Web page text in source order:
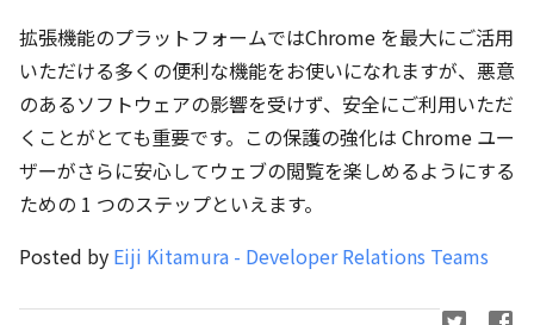
拡張機能のプラットフォームではChrome を最大にご活用
いただける多くの便利な機能をお使いになれますが、悪意
のあるソフトウェアの影響を受けず、安全にご利用いただ
くことがとても重要です。この保護の強化は Chrome ユー
ザーがさらに安心してウェブの閲覧を楽しめるようにする
ための 1 つのステップといえます。
Posted by Eiji Kitamura - Developer Relations Teams